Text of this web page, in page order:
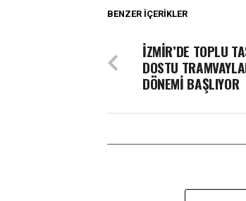
BENZER İÇERIKLER
İZMİR’DE TOPLU
DOSTU
DÖNEMİ BAŞLIYOR